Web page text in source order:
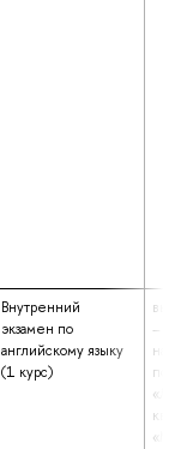
Внутренний
экзамен по
английскому языку
(1 курс)
–